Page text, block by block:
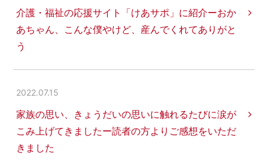
介護・福祉の応援サイト「けあサポ」に紹介ーおか
あちゃん、こんな僕やけど、産んでくれてありがと
う
2022.07.15
家族の思い、きょうだいの思いに触れるたびに涙が
こみ上げてきましたー読者の方よりご感想をいただ
きました